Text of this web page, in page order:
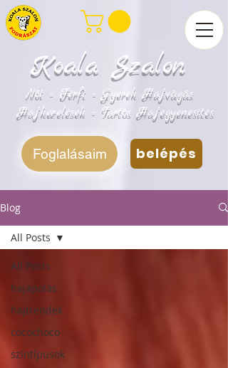
Koala Szalon
Női - Férfi - Gyerek Hajvágás
Hajkezelések - Tartós Hajegyenesítés
Foglalásaim belépés
Blog
All Posts
hajápolás
hajtrendek
cocochoco
színtípusok
All Posts